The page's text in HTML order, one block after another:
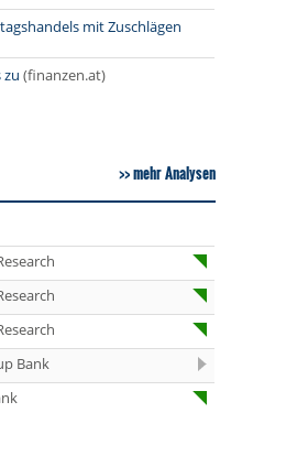
mit Zuschlägen
zu (finanzen.at)
mehr Analysen
Bank